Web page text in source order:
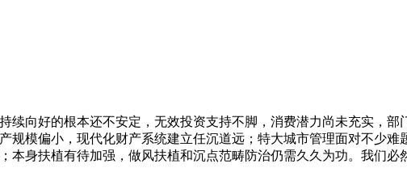
向好的根本还不安定，无效投资支持不脚，消费潜力尚未充实，部
规模偏小，现代化财产系统建立任沉道远；特大城市管理面对不少难
本身扶植有待加强，做风扶植和沉点范畴防治仍需久久为功。我们必